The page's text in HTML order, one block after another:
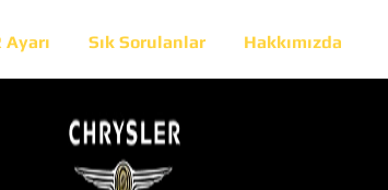
Ayarı Sık Sorulanlar Hakkımızda